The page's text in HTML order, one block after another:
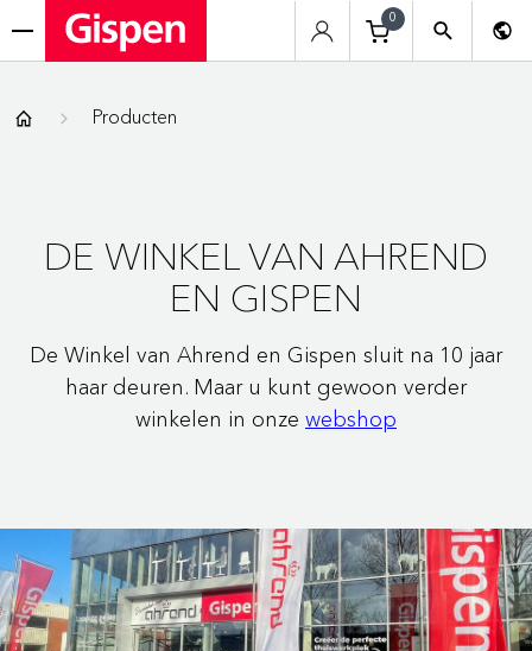
0
Gispen Producten
DE WINKEL VAN AHREND
EN GISPEN
De Winkel van Ahrend en Gispen sluit na 10 jaar
haar deuren. Maar u kunt gewoon verder
winkelen in onze webshop